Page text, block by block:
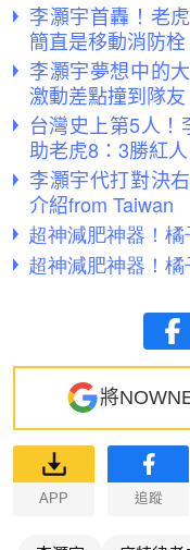
李灝宇首轟！老
簡直是移動消防栓
李灝宇夢想中的
激動差點撞到隊友
台灣史上第5人
助老虎8：3勝紅人
李灝宇代打對決
介紹from Taiwan
將
APP 追蹤